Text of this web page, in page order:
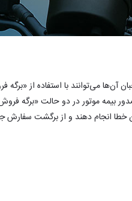
آن‌ها می‌توانند با استفاده از
بیمه موتور در دو حالت «برگه
خطا انجام دهند و از برگشت سفارش